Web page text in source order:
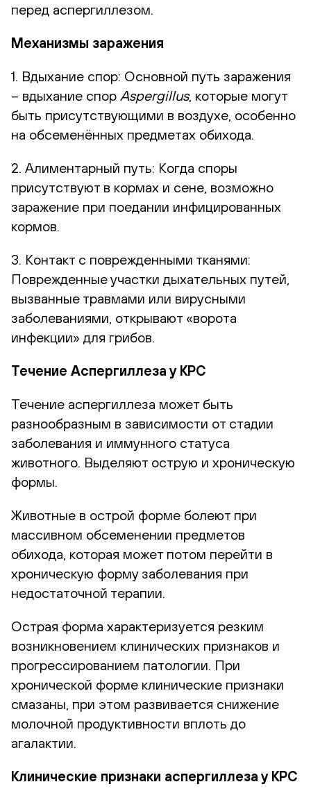
перед аспергиллезом.
Механизмы заражения
1. Вдыхание спор: Основной путь заражения
– вдыхание спор Aspergillus, которые могут
быть присутствующими в воздухе, особенно
на обсеменённых предметах обихода.
2. Алиментарный путь: Когда споры
присутствуют в кормах и сене, возможно
заражение при поедании инфицированных
кормов.
3. Контакт с поврежденными тканями:
Поврежденные участки дыхательных путей,
вызванные травмами или вирусными
заболеваниями, открывают «ворота
инфекции» для грибов.
Течение Аспергиллеза у КРС
Течение аспергиллеза может быть
разнообразным в зависимости от стадии
заболевания и иммунного статуса
животного. Выделяют острую и хроническую
формы.
Животные в острой форме болеют при
массивном обсеменении предметов
обихода, которая может потом перейти в
хроническую форму заболевания при
недостаточной терапии.
Острая форма характеризуется резким
возникновением клинических признаков и
прогрессированием патологии. При
хронической форме клинические признаки
смазаны, при этом развивается снижение
молочной продуктивности вплоть до
агалактии.
Клинические признаки аспергиллеза у КРС